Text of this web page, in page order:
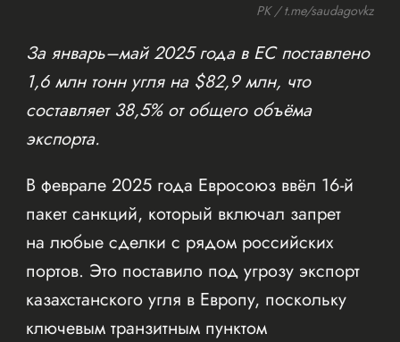
РК / t.me/saudagovkz
За январь–май 2025 года в ЕС поставлено
1,6 млн тонн угля на $82,9 млн, что
составляет 38,5% от общего объёма
экспорта.
В феврале 2025 года Евросоюз ввёл 16-й
пакет санкций, который включал запрет
на любые сделки с рядом российских
портов. Это поставило под угрозу экспорт
казахстанского угля в Европу, поскольку
ключевым транзитным пунктом